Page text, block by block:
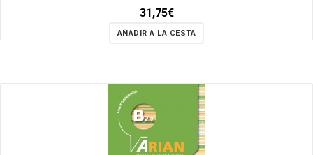
31,75€
AÑADIR A LA CESTA